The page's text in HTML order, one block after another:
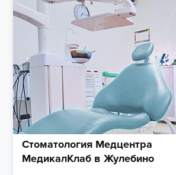
Стоматология Медцентра
МедикалКлаб в Жулебино